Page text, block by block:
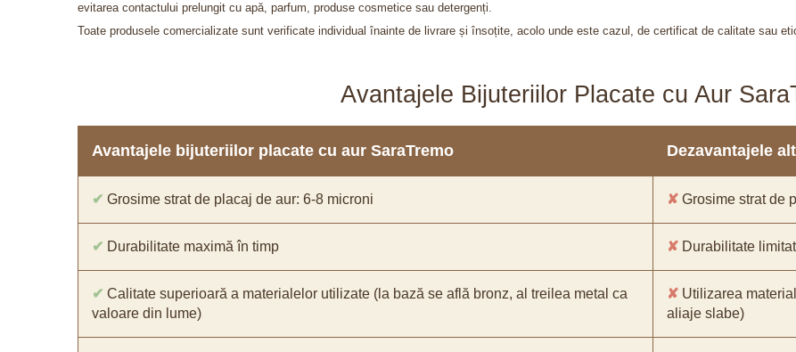
evitarea contactului prelungit cu apă, parfum, produse cosmetice sau detergenți.
Toate produsele comercializate sunt verificate individual înainte de livrare și însoțite, acolo unde este cazul, de certificat de calitate sau
Avantajele Bijuteriilor Placate cu Aur
Avantajele bijuteriilor placate cu aur SaraTremo Dezavantajele
✔ Grosime strat de placaj de aur: 6-8 microni ✘ Grosime strat de
✔ Durabilitate maximă în timp ✘ Durabilitate
✔ Calitate superioară a materialelor utilizate (la bază se află bronz, al treilea metal ca
valoare din lume)
✘ Utilizarea
aliaje slabe)